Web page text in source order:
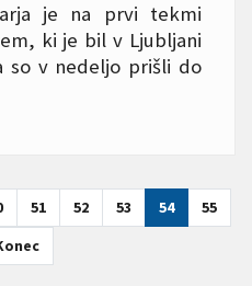
je na prvi tekmi
ki je bil v Ljubljani
so v nedeljo prišli do
51 52 53 54
55